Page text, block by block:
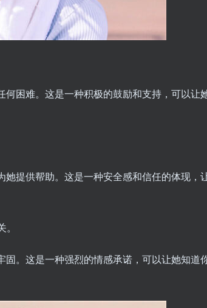
困难。这是一种积极的鼓励和支持，可以让
提供帮助。这是一种安全感和信任的体现，
。这是一种强烈的情感承诺，可以让她知道